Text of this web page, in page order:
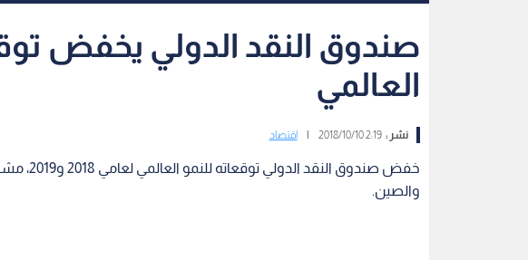
صندوق النقد الدولي يخفض
العالمي
نشر :2:19 2018/10/10 اقتصاد
خفض صندوق
والصين.